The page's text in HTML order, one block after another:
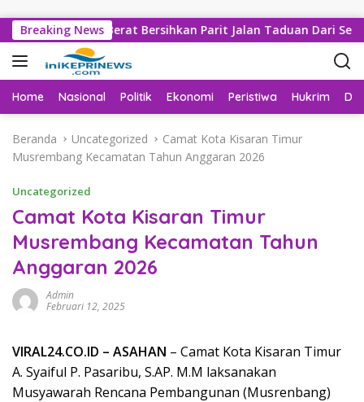
Breaking News
Alat Berat Bersihkan Parit Jalan Taduan Dari
Home Nasional Politik Ekonomi Peristiwa Hukrim
Beranda Uncategorized
Camat Kota Kisaran Timur
Musrembang Kecamatan Tahun Anggaran 2026
Uncategorized
Camat Kota Kisaran Timur
Musrembang Kecamatan Tahun
Anggaran 2026
Admin
Februari 12, 2025
VIRAL24.CO.ID – ASAHAN – Camat Kota Kisaran Timur
A. Syaiful P. Pasaribu, S.AP. M.M laksanakan
Musyawarah Rencana Pembangunan (Musrenbang)